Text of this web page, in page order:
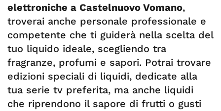
elettroniche a Castelnuovo Vomano,
troverai anche personale professionale e
competente che ti guiderà nella scelta del
tuo liquido ideale, scegliendo tra
fragranze, profumi e sapori. Potrai trovare
edizioni speciali di liquidi, dedicate alla
tua serie tv preferita, ma anche liquidi
che riprendono il sapore di frutti o gusti